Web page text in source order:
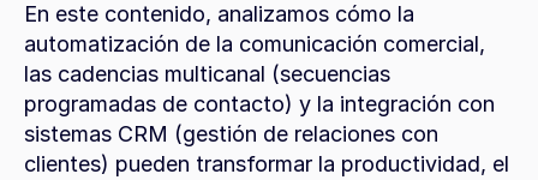
En este contenido, analizamos cómo la
automatización de la comunicación comercial,
las cadencias multicanal (secuencias
programadas de contacto) y la integración con
sistemas CRM (gestión de relaciones con
clientes) pueden transformar la productividad, el